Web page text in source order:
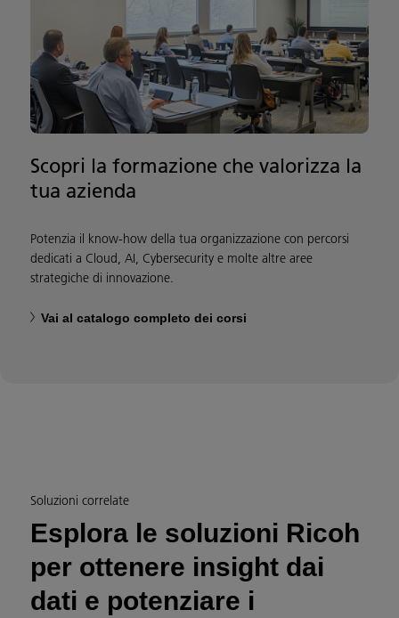
Scopri la formazione che valorizza la
tua azienda
Potenzia il know-how della tua organizzazione con percorsi
dedicati a Cloud, AI, Cybersecurity e molte altre aree
strategiche di innovazione. ​
Vai al catalogo completo dei corsi​
Soluzioni correlate
Esplora le soluzioni Ricoh
per ottenere insight dai
dati e potenziare i